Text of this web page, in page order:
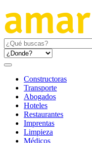
Constructoras
Transporte
Abogados
Hoteles
Restaurantes
Imprentas
Limpieza
Médicos